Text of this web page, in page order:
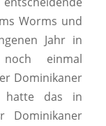
Worms und
Jahr in
einmal
Dominikaner
hatte das in
Dominikaner